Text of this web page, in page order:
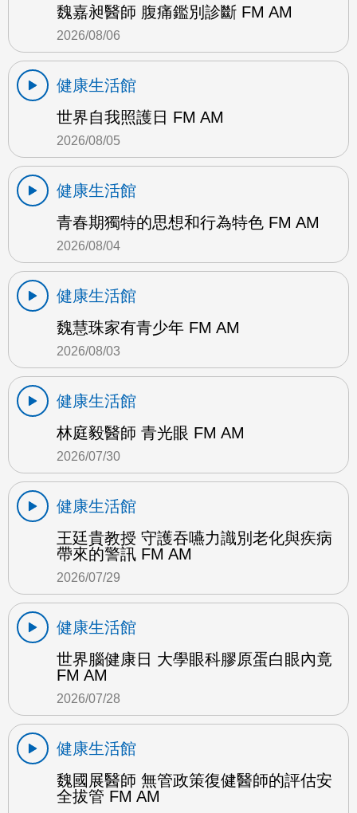
魏嘉昶醫師 腹痛鑑別診斷 FM AM
2026/08/06
健康生活館
世界自我照護日 FM AM
2026/08/05
健康生活館
青春期獨特的思想和行為特色 FM AM
2026/08/04
健康生活館
魏慧珠家有青少年 FM AM
2026/08/03
健康生活館
林庭毅醫師 青光眼 FM AM
2026/07/30
健康生活館
王廷貴教授 守護吞嚥力識別老化與疾病
帶來的警訊 FM AM
2026/07/29
健康生活館
世界腦健康日 大學眼科膠原蛋白眼內竟
FM AM
2026/07/28
健康生活館
魏國展醫師 無管政策復健醫師的評估安
全拔管 FM AM